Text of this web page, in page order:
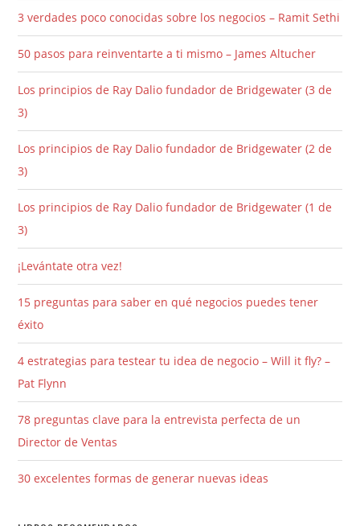
3 verdades poco conocidas sobre los negocios – Ramit Sethi
50 pasos para reinventarte a ti mismo – James Altucher
Los principios de Ray Dalio fundador de Bridgewater (3 de
3)
Los principios de Ray Dalio fundador de Bridgewater (2 de
3)
Los principios de Ray Dalio fundador de Bridgewater (1 de
3)
¡Levántate otra vez!
15 preguntas para saber en qué negocios puedes tener
éxito
4 estrategias para testear tu idea de negocio – Will it fly? –
Pat Flynn
78 preguntas clave para la entrevista perfecta de un
Director de Ventas
30 excelentes formas de generar nuevas ideas